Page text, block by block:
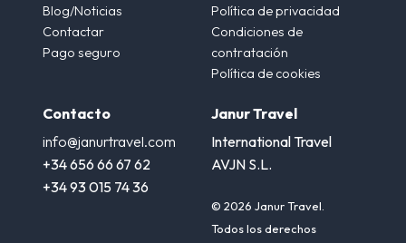
Blog/Noticias
Contactar
Pago seguro
Política de privacidad
Condiciones de
contratación
Política de cookies
Contacto
info@janurtravel.com
+34 656 66 67 62
+34 93 015 74 36
Janur Travel
International Travel
AVJN S.L.
© 2026 Janur Travel.
Todos los derechos